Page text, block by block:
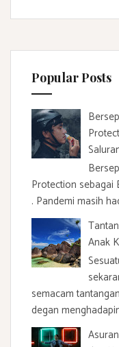
r
h
o
r
:
Popular Posts
Protection sebagai
. Pandemi masih
Anak
semacam
degan